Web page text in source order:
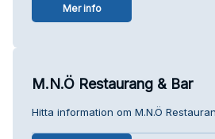
Mer info
M.N.Ö Restaurang & Bar
Hitta information om M.N.Ö